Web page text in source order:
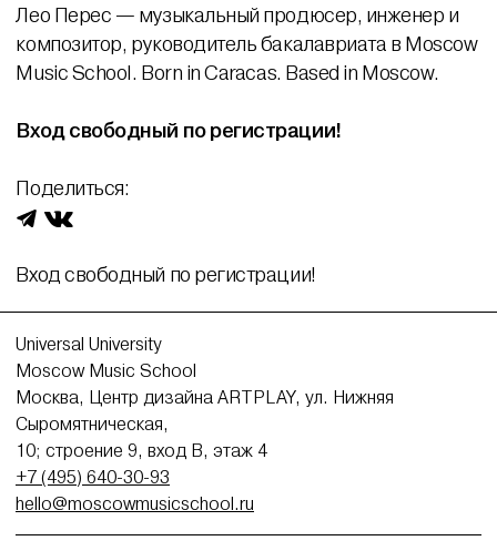
Лео Перес — музыкальный продюсер, инженер и
композитор, руководитель бакалавриата в Moscow
Music School. Born in Caracas. Based in Moscow.
Вход свободный по регистрации!
Поделиться:
Вход свободный по регистрации!
Universal University
Moscow Music School
Москва, Центр дизайна ARTPLAY, ул. Нижняя
Сыромятническая,
10; строение 9, вход В, этаж 4
+7 (495) 640-30-93
hello@moscowmusicschool.ru